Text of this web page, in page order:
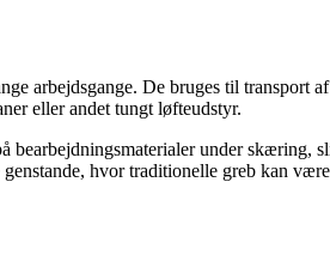
arbejdsgange. De bruges til
eller andet tungt løfteudstyr.
bearbejdningsmaterialer under
hvor traditionelle greb kan